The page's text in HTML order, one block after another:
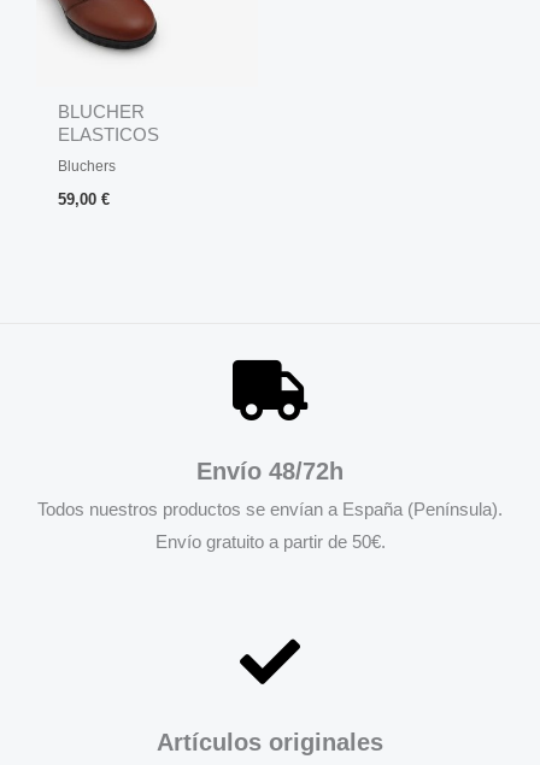
BLUCHER
ELASTICOS
CONFORT
Bluchers
59,00 €
Envío 48/72h
Todos nuestros productos se envían a España (Península).
Envío gratuito a partir de 50€.
Artículos originales